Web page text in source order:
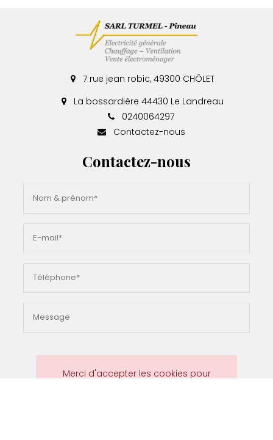
7 rue jean robic, 49300 CHÔLET
La bossardière 44430 Le Landreau
0240064297
Contactez-nous
Contactez-nous
Merci d'accepter les cookies pour